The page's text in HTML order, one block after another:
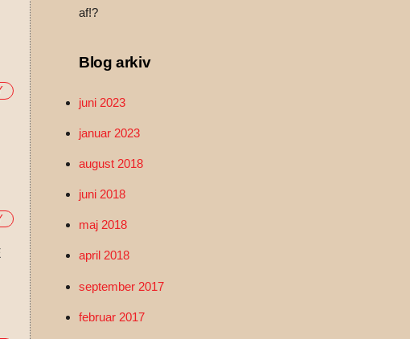
af!?
Blog arkiv
juni 2023
januar 2023
august 2018
juni 2018
maj 2018
april 2018
september 2017
februar 2017